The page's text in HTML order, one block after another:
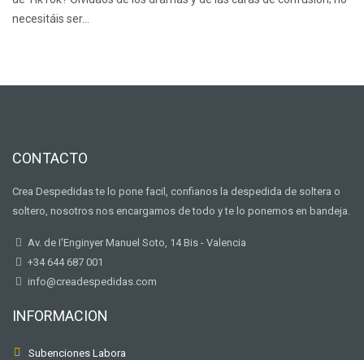
necesitáis ser…
CONTACTO
Crea Despedidas te lo pone facil, confianos la despedida de soltera o
soltero, nosotros nos encargamos de todo y te lo ponemos en bandeja.
Av. de I'Enginyer Manuel Soto, 14 Bis - Valencia
+34 644 687 001
info@creadespedidas.com
INFORMACION
Subenciones Labora